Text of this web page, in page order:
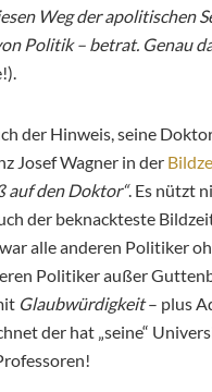
Weg der apolitischen
Politik – betrat. Genau
der Hinweis, seine
Josef Wagner in der
auf den Doktor“. Es nützt
der beknackteste
alle anderen Politiker
Politiker außer
Glaubwürdigkeit– plus
der hat „seine“